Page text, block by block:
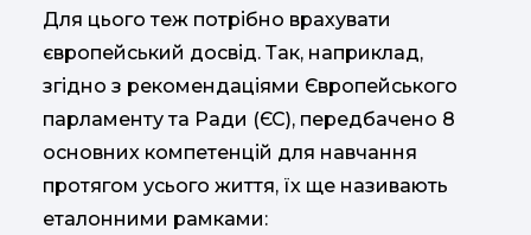
Для цього теж потрібно врахувати
європейський досвід. Так, наприклад,
згідно з рекомендаціями Європейського
парламенту та Ради (ЄС), передбачено 8
основних компетенцій для навчання
протягом усього життя, їх ще називають
еталонними рамками: